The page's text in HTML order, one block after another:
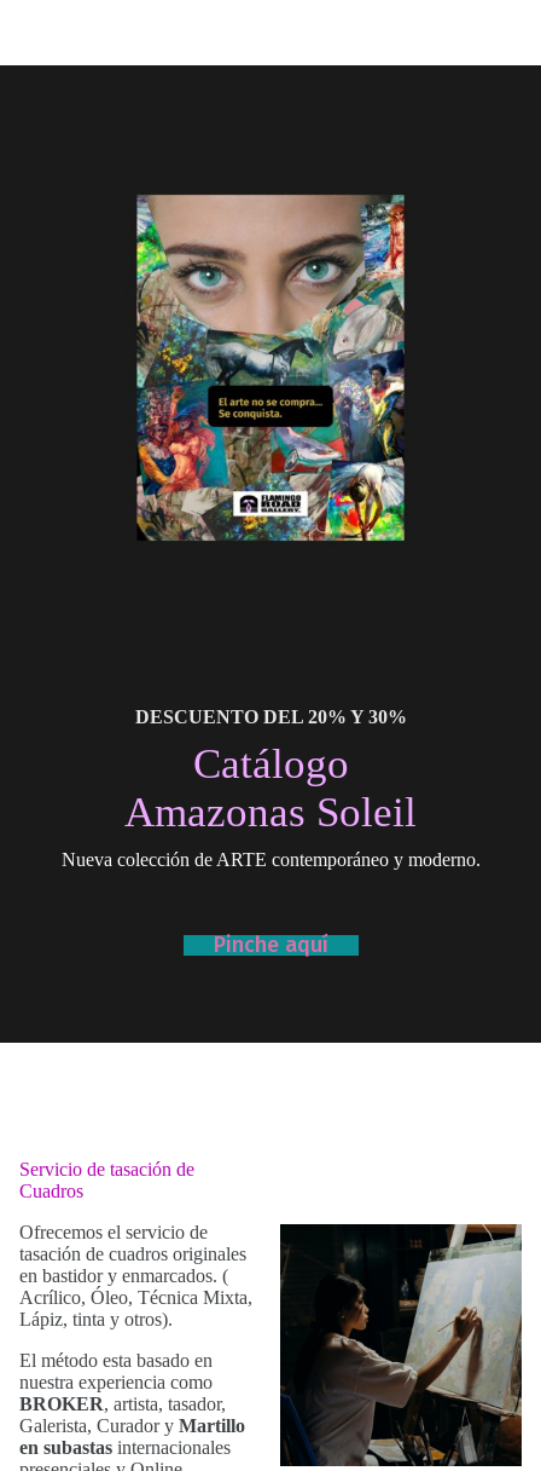
DESCUENTO DEL 20% Y 30%
Catálogo
Amazonas Soleil
Nueva colección de ARTE contemporáneo y moderno.
Pinche aquí
Servicio de tasación de
Cuadros
Ofrecemos el servicio de
tasación de cuadros originales
en bastidor y enmarcados. (
Acrílico, Óleo, Técnica Mixta,
Lápiz, tinta y otros).
El método esta basado en
nuestra experiencia como
BROKER, artista, tasador,
Galerista, Curador y Martillo
en subastas internacionales